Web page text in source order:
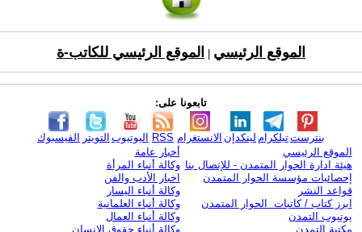
الموقع الرئيسي الموقع الرئيسي للكاتب-ة
تابعونا على:
الفيسبوك التويتر اليوتيوب RSS الانستغرام لينكدإن تيلكرامبنترست
الموقع الرئيسي
هيئة ادارة الحوار المتمدن - للإتصال بنا
إحصائيات مؤسسة الحوار المتمدن
قواعد النشر
ابرز كتاب / كاتبات الحوار المتمدن
يوتيوب التمدن
مكتبة التمدن
أخبار عامة
وكالة أنباء المرأة
اخبار الأدب والفن
وكالة أنباء اليسار
وكالة أنباء العلمانية
وكالة أنباء العمال
وكالة أنباء حقوق الإنسان